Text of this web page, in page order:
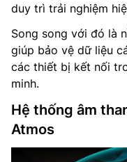
duy trì trải nghiệm
Song song với đó là
giúp bảo vệ dữ liệu
các thiết bị kết nối
minh.
Hệ thống âm
Atmos